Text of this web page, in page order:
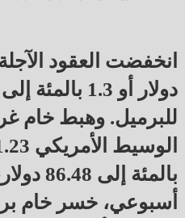
للبرميل. وهبط خام
بالمئة